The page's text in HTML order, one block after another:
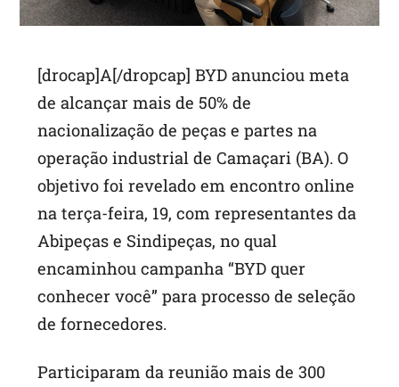
[drocap]A[/dropcap] BYD anunciou meta
de alcançar mais de 50% de
nacionalização de peças e partes na
operação industrial de Camaçari (BA). O
objetivo foi revelado em encontro online
na terça-feira, 19, com representantes da
Abipeças e Sindipeças, no qual
encaminhou campanha “BYD quer
conhecer você” para processo de seleção
de fornecedores.
Participaram da reunião mais de 300